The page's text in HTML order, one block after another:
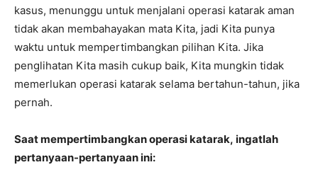
kasus, menunggu untuk menjalani operasi katarak aman
tidak akan membahayakan mata Kita, jadi Kita punya
waktu untuk mempertimbangkan pilihan Kita. Jika
penglihatan Kita masih cukup baik, Kita mungkin tidak
memerlukan operasi katarak selama bertahun-tahun, jika
pernah.
Saat mempertimbangkan operasi katarak, ingatlah
pertanyaan-pertanyaan ini: